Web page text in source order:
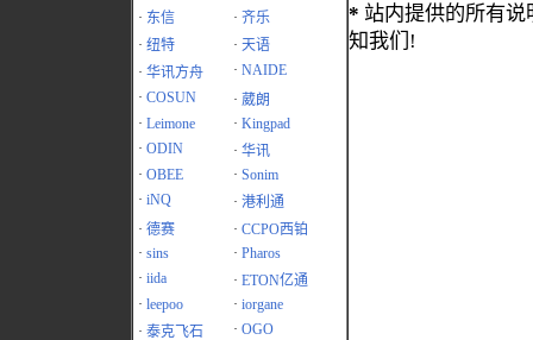
· 东信 · 齐乐
· 纽特 · 天语
· 华讯方舟 · NAIDE
· COSUN · 葳朗
· Leimone · Kingpad
· ODIN · 华讯
· OBEE · Sonim
· iNQ · 港利通
· 德赛 · CCPO西铂
· sins · Pharos
· iida · ETON亿通
· leepoo · iorgane
· 泰克飞石 · OGO
* 站内提供的所有
知我们!